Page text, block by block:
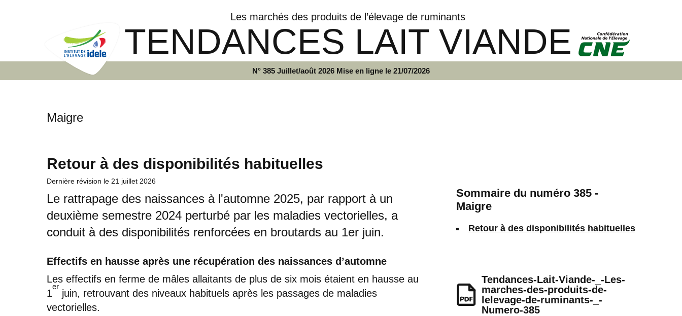
Les marchés des produits de l’élevage de ruminants
TENDANCES LAIT VIANDE
N° 385 Juillet/août 2026 Mise en ligne le 21/07/2026
Maigre
Sommaire du numéro 385 -
Maigre
Retour à des disponibilités habituelles
Tendances-Lait-Viande-_-Les-
marches-des-produits-de-
lelevage-de-ruminants-_-
Numero-385
Retour à des disponibilités habituelles
Dernière révision le 21 juillet 2026
Le rattrapage des naissances à l'automne 2025, par rapport à un
deuxième semestre 2024 perturbé par les maladies vectorielles, a
conduit à des disponibilités renforcées en broutards au 1er juin.
Effectifs en hausse après une récupération des naissances d’automne
Les effectifs en ferme de mâles allaitants de plus de six mois étaient en hausse au
1
er
juin, retrouvant des niveaux habituels après les passages de maladies
vectorielles.